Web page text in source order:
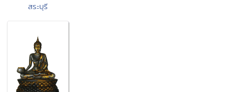
สระบุรี